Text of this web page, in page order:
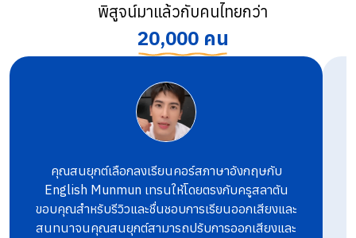
พิสูจน์มาแล้วกับคนไทยกว่า
20,000 คน
คุณสนยุกต์เลือกลงเรียนคอร์สภาษาอังกฤษกับ
English Munmun เทรนให้โดยตรงกับครูสลาตัน
ขอบคุณสำหรับรีวิวและชื่นชอบการเรียนออกเสียงและ
สนทนาจนคุณสนยุกต์สามารถปรับการออกเสียงและ